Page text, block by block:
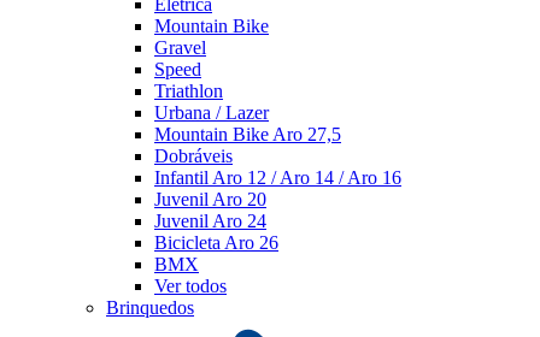
Elétrica
Mountain Bike
Gravel
Speed
Triathlon
Urbana / Lazer
Mountain Bike Aro 27,5
Dobráveis
Infantil Aro 12 / Aro 14 / Aro 16
Juvenil Aro 20
Juvenil Aro 24
Bicicleta Aro 26
BMX
Ver todos
Brinquedos